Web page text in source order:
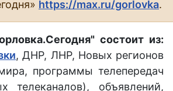
https://max.ru/gorlovka.
состоит из:
, ДНР, ЛНР, Новых регионов
программы телепередач
телеканалов), объявлений,